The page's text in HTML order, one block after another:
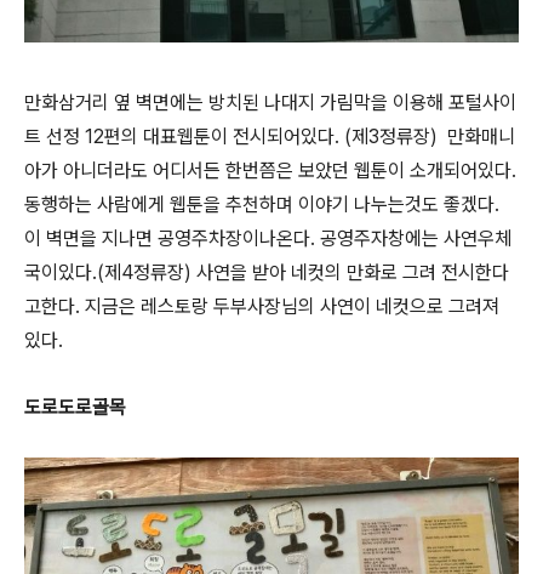
만화삼거리 옆 벽면에는 방치된 나대지 가림막을 이용해 포털사이
트 선정 12편의 대표웹툰이 전시되어있다. (제3정류장) 만화매니
아가 아니더라도 어디서든 한번쯤은 보았던 웹툰이 소개되어있다.
동행하는 사람에게 웹툰을 추천하며 이야기 나누는것도 좋겠다.
이 벽면을 지나면 공영주차장이나온다. 공영주자창에는 사연우체
국이있다.(제4정류장) 사연을 받아 네컷의 만화로 그려 전시한다
고한다. 지금은 레스토랑 두부사장님의 사연이 네컷으로 그려져
있다.
도로도로골목